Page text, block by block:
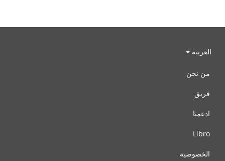
العربية
من نحن
فريق
ادعمنا
Libro
الخصوصية